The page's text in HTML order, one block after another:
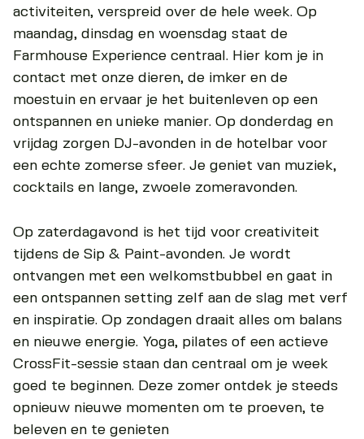
activiteiten, verspreid over de hele week. Op
maandag, dinsdag en woensdag staat de
Farmhouse Experience centraal. Hier kom je in
contact met onze dieren, de imker en de
moestuin en ervaar je het buitenleven op een
ontspannen en unieke manier. Op donderdag en
vrijdag zorgen DJ-avonden in de hotelbar voor
een echte zomerse sfeer. Je geniet van muziek,
cocktails en lange, zwoele zomeravonden.
Op zaterdagavond is het tijd voor creativiteit
tijdens de Sip & Paint-avonden. Je wordt
ontvangen met een welkomstbubbel en gaat in
een ontspannen setting zelf aan de slag met verf
en inspiratie. Op zondagen draait alles om balans
en nieuwe energie. Yoga, pilates of een actieve
CrossFit-sessie staan dan centraal om je week
goed te beginnen. Deze zomer ontdek je steeds
opnieuw nieuwe momenten om te proeven, te
beleven en te genieten